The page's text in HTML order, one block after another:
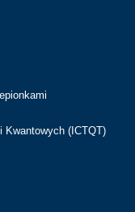
Kwantowych (ICTQT)